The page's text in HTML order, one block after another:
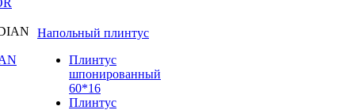
Напольный плинтус
Плинтус
шпонированный
60*16
Плинтус